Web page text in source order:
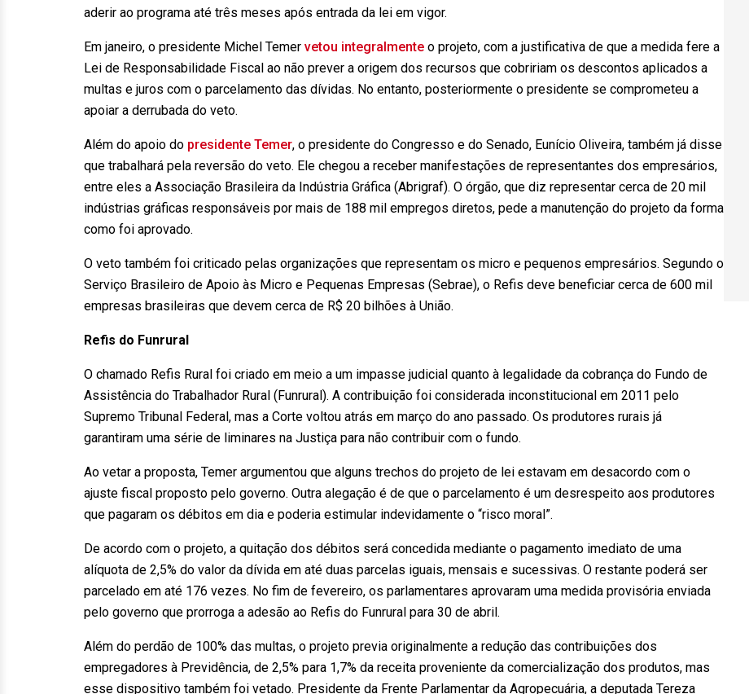
aderir ao programa até três meses após entrada da lei em vigor.
Em janeiro, o presidente Michel Temer vetou integralmente o projeto, com a justificativa de que a medida fere a
Lei de Responsabilidade Fiscal ao não prever a origem dos recursos que cobririam os descontos aplicados a
multas e juros com o parcelamento das dívidas. No entanto, posteriormente o presidente se comprometeu a
apoiar a derrubada do veto.
Além do apoio do presidente Temer, o presidente do Congresso e do Senado, Eunício Oliveira, também já disse
que trabalhará pela reversão do veto. Ele chegou a receber manifestações de representantes dos empresários,
entre eles a Associação Brasileira da Indústria Gráfica (Abrigraf). O órgão, que diz representar cerca de 20 mil
indústrias gráficas responsáveis por mais de 188 mil empregos diretos, pede a manutenção do projeto da forma
como foi aprovado.
O veto também foi criticado pelas organizações que representam os micro e pequenos empresários. Segundo o
Serviço Brasileiro de Apoio às Micro e Pequenas Empresas (Sebrae), o Refis deve beneficiar cerca de 600 mil
empresas brasileiras que devem cerca de R$ 20 bilhões à União.
Refis do Funrural
O chamado Refis Rural foi criado em meio a um impasse judicial quanto à legalidade da cobrança do Fundo de
Assistência do Trabalhador Rural (Funrural). A contribuição foi considerada inconstitucional em 2011 pelo
Supremo Tribunal Federal, mas a Corte voltou atrás em março do ano passado. Os produtores rurais já
garantiram uma série de liminares na Justiça para não contribuir com o fundo.
Ao vetar a proposta, Temer argumentou que alguns trechos do projeto de lei estavam em desacordo com o
ajuste fiscal proposto pelo governo. Outra alegação é de que o parcelamento é um desrespeito aos produtores
que pagaram os débitos em dia e poderia estimular indevidamente o “risco moral”.
De acordo com o projeto, a quitação dos débitos será concedida mediante o pagamento imediato de uma
alíquota de 2,5% do valor da dívida em até duas parcelas iguais, mensais e sucessivas. O restante poderá ser
parcelado em até 176 vezes. No fim de fevereiro, os parlamentares aprovaram uma medida provisória enviada
pelo governo que prorroga a adesão ao Refis do Funrural para 30 de abril.
Além do perdão de 100% das multas, o projeto previa originalmente a redução das contribuições dos
empregadores à Previdência, de 2,5% para 1,7% da receita proveniente da comercialização dos produtos, mas
esse dispositivo também foi vetado. Presidente da Frente Parlamentar da Agropecuária, a deputada Tereza